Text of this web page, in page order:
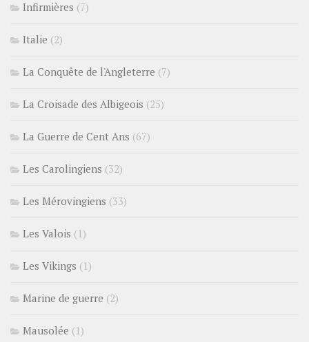
Infirmières (7)
Italie (2)
La Conquête de l'Angleterre (7)
La Croisade des Albigeois (25)
La Guerre de Cent Ans (67)
Les Carolingiens (32)
Les Mérovingiens (33)
Les Valois (1)
Les Vikings (1)
Marine de guerre (2)
Mausolée (1)